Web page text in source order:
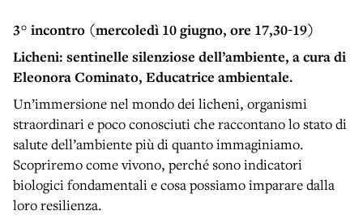
3° incontro (mercoledì 10 giugno, ore 17,30-19)
Licheni: sentinelle silenziose dell’ambiente, a cura di
Eleonora Cominato, Educatrice ambientale.
Un’immersione nel mondo dei licheni, organismi
straordinari e poco conosciuti che raccontano lo stato di
salute dell’ambiente più di quanto immaginiamo.
Scopriremo come vivono, perché sono indicatori
biologici fondamentali e cosa possiamo imparare dalla
loro resilienza.